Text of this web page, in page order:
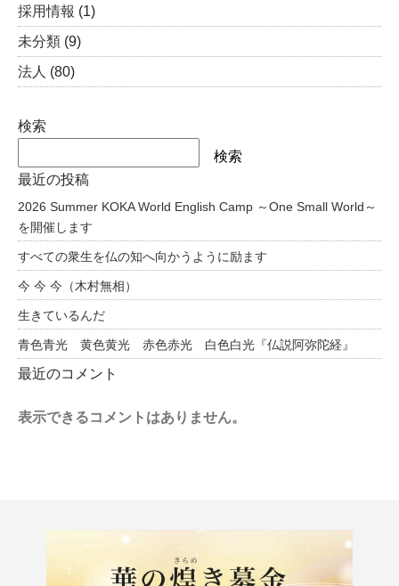
採用情報 (1)
未分類 (9)
法人 (80)
検索
検索
最近の投稿
2026 Summer KOKA World English Camp ～One Small World～
を開催します
すべての衆生を仏の知へ向かうように励ます
今 今 今（木村無相）
生きているんだ
青色青光 黄色黄光 赤色赤光 白色白光『仏説阿弥陀経』
最近のコメント
表示できるコメントはありません。